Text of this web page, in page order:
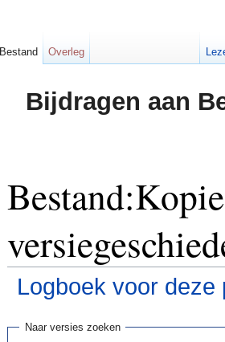
Bijdragen aan
Logboek voor deze
Naar versies zoeken
Bestand Overleg